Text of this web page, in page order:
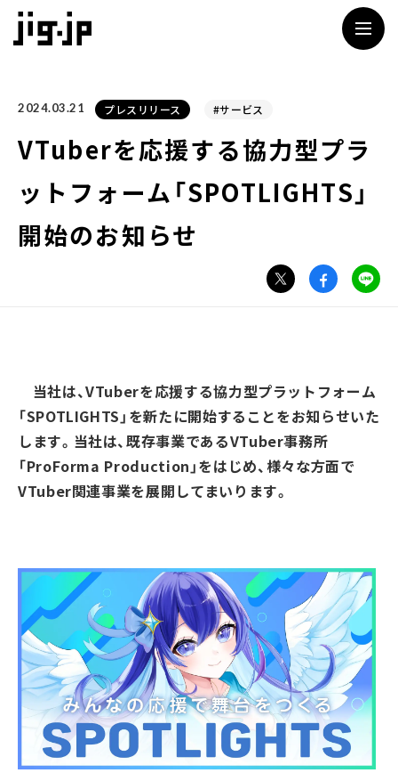
2024.03.21 プレスリリース #サービス
VTuberを応援する協力型プラ
ットフォーム「SPOTLIGHTS」
開始のお知らせ
当社は、VTuberを応援する協力型プラットフォーム
「SPOTLIGHTS」を新たに開始することをお知らせいた
します。当社は、既存事業であるVTuber事務所
「ProForma Production」をはじめ、様々な方面で
VTuber関連事業を展開してまいります。